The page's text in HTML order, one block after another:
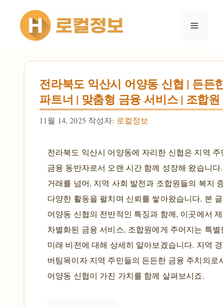
건너뛰기
메뉴
전라북도 익산시 어양동 신협 | 든든
파트너 | 맞춤형 금융 서비스 | 조합
11월 14, 2025 작성자: 로컬정보
전라북도 익산시 어양동에 자리한 신협은 지역
금융 동반자로서 오랜 시간 함께 성장해 왔습니
거래를 넘어, 지역 사회 발전과 조합원들의 복지
다양한 활동을 펼치며 신뢰를 쌓아왔습니다. 본
어양동 신협의 전반적인 특징과 함께, 이곳에서
차별화된 금융 서비스, 조합원에게 주어지는 특
미래 비전에 대해 상세히 알아보겠습니다. 지역
버팀목이자 지역 주민들의 든든한 금융 주치의로
어양동 신협이 가진 가치를 함께 살펴보시죠.